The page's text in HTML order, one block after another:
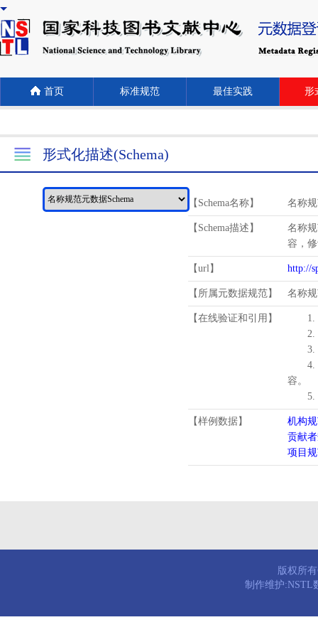
首页 标准规范 最佳实践 形
形式化描述(Schema)
【Schema名称】 名称规
【Schema描述】
名称
容，
【url】 http://
【所属元数据规范】 名称
【在线验证和引用】
1.
2.
3.
4.
容。
5.
【样例数据】
机构
贡献
项目
版权所
制作维护:NSTL